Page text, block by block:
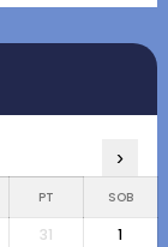
›
PT SOB
31
1